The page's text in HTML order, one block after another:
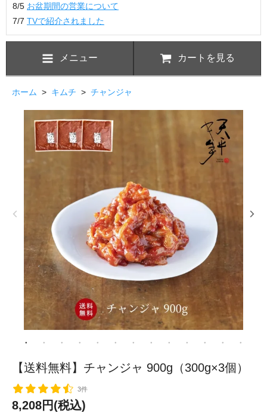
8/5 お盆期間の営業について
7/7 TVで紹介されました
メニュー カートを見る
ホーム > キムチ > チャンジャ
【送料無料】チャンジャ 900g（300g×3個）
3件
8,208円(税込)